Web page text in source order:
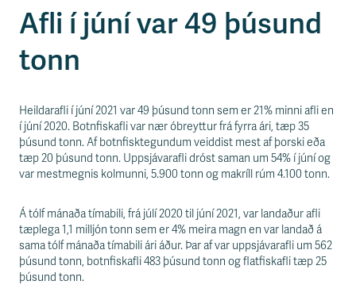
m
y
Afli í júní var 49 þúsund
tonn
Heildarafli í júní 2021 var 49 þúsund tonn sem er 21% minni afli en
í júní 2020. Botnfiskafli var nær óbreyttur frá fyrra ári, tæp 35
þúsund tonn. Af botnfisktegundum veiddist mest af þorski eða
tæp 20 þúsund tonn. Uppsjávarafli dróst saman um 54% í júní og
var mestmegnis kolmunni, 5.900 tonn og makríll rúm 4.100 tonn.
Á tólf mánaða tímabili, frá júlí 2020 til júní 2021, var landaður afli
tæplega 1,1 milljón tonn sem er 4% meira magn en var landað á
sama tólf mánaða tímabili ári áður. Þar af var uppsjávarafli um 562
þúsund tonn, botnfiskafli 483 þúsund tonn og flatfiskafli tæp 25
þúsund tonn.